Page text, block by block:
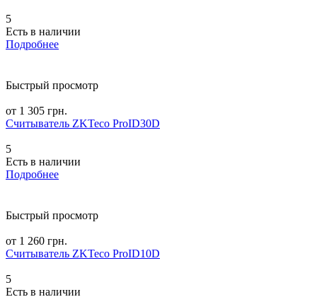
5
Есть в наличии
Подробнее
Быстрый просмотр
от 1 305 грн.
Считыватель ZKTeco ProID30D
5
Есть в наличии
Подробнее
Быстрый просмотр
от 1 260 грн.
Считыватель ZKTeco ProID10D
5
Есть в наличии